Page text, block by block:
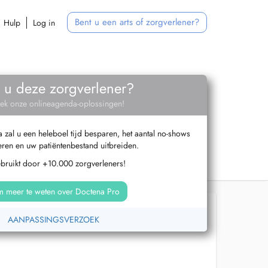
Hulp Log in Bent u een arts of zorgverlener?
u deze zorgverlener?
onze onlineagenda-oplossingen!
zal u een heleboel tijd besparen, het aantal no-shows
en uw patiëntenbestand uitbreiden.
door +10.000 zorgverleners!
meer te weten over Doctena Pro
AANPASSINGSVERZOEK